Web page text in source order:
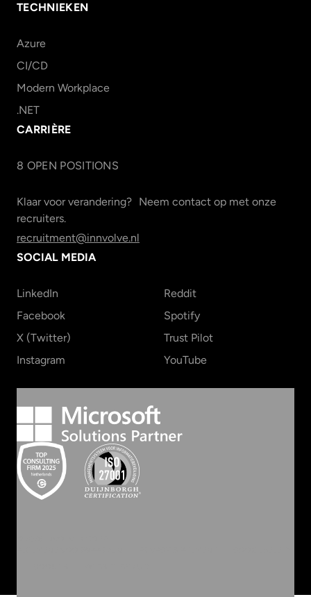
TECHNIEKEN
Azure
CI/CD
Modern Workplace
.NET
CARRIÈRE
8 OPEN POSITIONS
Klaar voor verandering? Neem contact op met onze
recruiters.
recruitment@innvolve.nl
SOCIAL MEDIA
LinkedIn
Facebook
X (Twitter)
Instagram
Reddit
Spotify
Trust Pilot
YouTube